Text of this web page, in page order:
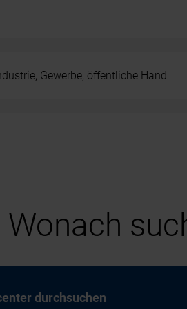
Gewerbe, öffentliche Hand
durchsuchen